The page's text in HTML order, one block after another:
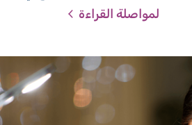
أن الأمر ببساطة أن هناك وعي تجاه هذه
الظواهر؟
لمواصلة القراءة